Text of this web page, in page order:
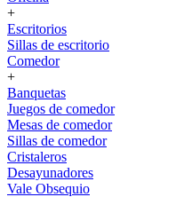
+
Escritorios
Sillas de escritorio
Comedor
+
Banquetas
Juegos de comedor
Mesas de comedor
Sillas de comedor
Cristaleros
Desayunadores
Vale Obsequio